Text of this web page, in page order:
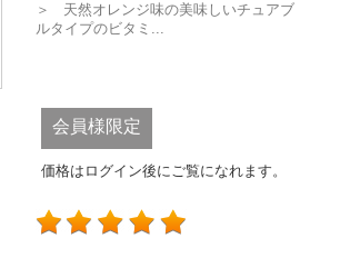
＞ 天然オレンジ味の美味しいチュアブ
ルタイプのビタミ...
会員様限定
価格はログイン後にご覧になれます。